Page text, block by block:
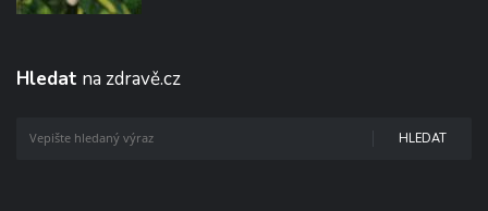
Hledat na zdravě.cz
HLEDAT